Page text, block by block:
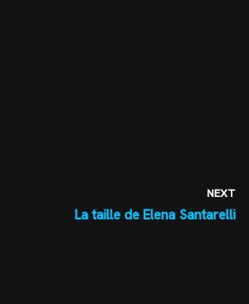
NEXT
La taille de Elena Santarelli